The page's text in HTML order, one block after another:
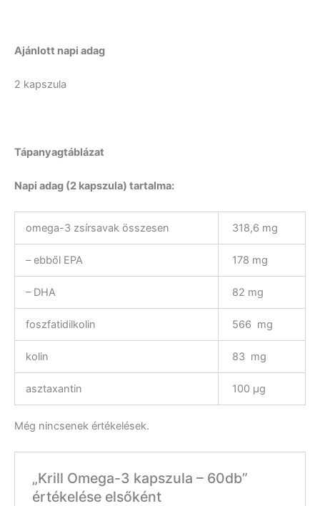
Ajánlott napi adag
2 kapszula
Tápanyagtáblázat
Napi adag (2 kapszula) tartalma:
omega-3 zsírsavak összesen 318,6 mg
– ebből EPA 178 mg
– DHA 82 mg
foszfatidilkolin 566 mg
kolin 83 mg
asztaxantin 100 μg
Még nincsenek értékelések.
„Krill Omega-3 kapszula – 60db”
értékelése elsőként